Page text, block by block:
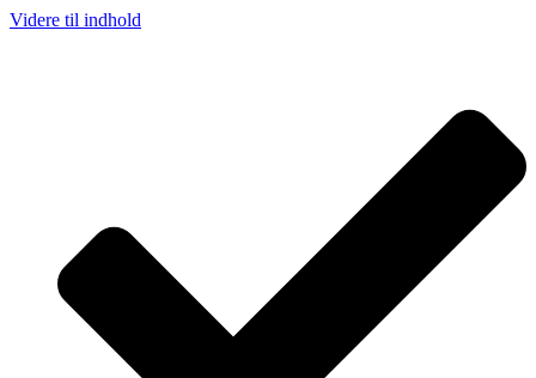
Videre til indhold